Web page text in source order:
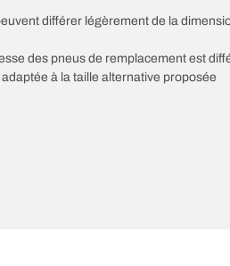
différer légèrement de la
des pneus de remplacement est
à la taille alternative proposée